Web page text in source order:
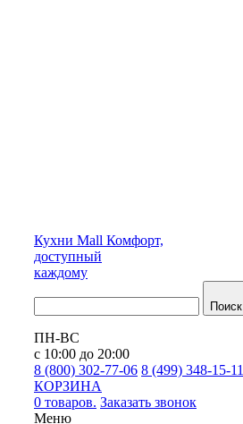
Кухни Mall Комфорт,
доступный
каждому
Поиск
ПН-ВС
с 10:00 до 20:00
8 (800) 302-77-06 8 (499) 348-15-11
КОРЗИНА
0 товаров. Заказать звонок
Меню